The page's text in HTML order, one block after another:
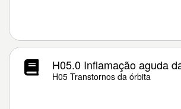
H05.0 Inflamação aguda
H05 Transtornos da órbita